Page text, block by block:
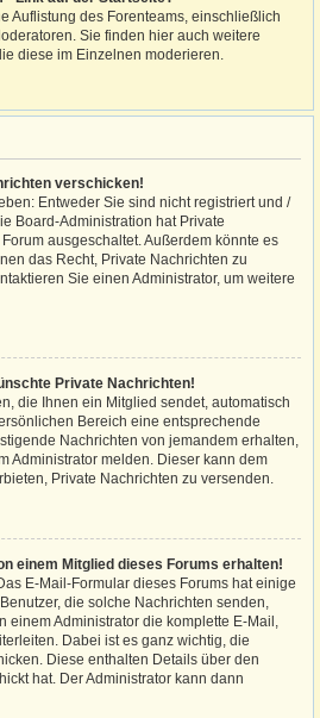
Auflistung des Forenteams, einschließlich
Sie finden hier auch weitere
diese im Einzelnen moderieren.
verschicken!
Entweder Sie sind nicht registriert und /
Board-Administration hat Private
ausgeschaltet. Außerdem könnte es
das Recht, Private Nachrichten zu
Sie einen Administrator, um weitere
Private Nachrichten!
die Ihnen ein Mitglied sendet, automatisch
Bereich eine entsprechende
Nachrichten von jemandem erhalten,
Administrator melden. Dieser kann dem
Private Nachrichten zu versenden.
einem Mitglied dieses Forums erhalten!
E-Mail-Formular dieses Forums hat einige
die solche Nachrichten senden,
einem Administrator die komplette E-Mail,
Dabei ist es ganz wichtig, die
Diese enthalten Details über den
hat. Der Administrator kann dann